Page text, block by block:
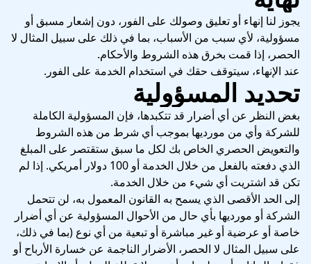
يجوز لنا إنهاء أو تعليق وصولك على الفور، دون إشعار مسبق أو
مسؤولية، لأي سبب من الأسباب، بما في ذلك على سبيل المثال لا
الحصر، إذا قمت بخرق هذه الشروط والأحكام.
عند الإنهاء، سيتوقف حقك في استخدام الخدمة على الفور.
تحديد المسؤولية
بغض النظر عن أي أضرار قد تتكبدها، فإن المسؤولية الكاملة
للشركة وأي من مورديها بموجب أي شرط من هذه الشروط
والتعويض الحصري الخاص بك لكل ما سبق ستقتصر على المبلغ
الذي دفعته بالفعل من خلال الخدمة أو 100 دولار أمريكي. إذا لم
تكن قد اشتريت أي شيء من خلال الخدمة.
إلى الحد الأقصى الذي يسمح به القانون المعمول به، لن تتحمل
الشركة أو مورديها بأي حال من الأحوال المسؤولية عن أي أضرار
خاصة أو عرضية أو غير مباشرة أو تبعية من أي نوع (بما في ذلك،
على سبيل المثال لا الحصر، الأضرار الناجمة عن خسارة الأرباح أو